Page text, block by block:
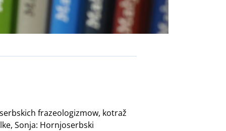
frazeologizmow, kotraž
Sonja: Hornjoserbski